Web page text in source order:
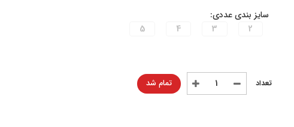
سایز بندی عددی:
2
3
4
5
تمام شد